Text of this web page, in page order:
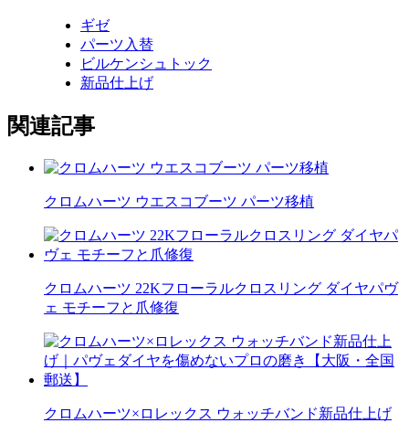
ギゼ
パーツ入替
ビルケンシュトック
新品仕上げ
関連記事
クロムハーツ ウエスコブーツ パーツ移植
クロムハーツ 22Kフローラルクロスリング ダイヤパヴ
ェ モチーフと爪修復
クロムハーツ×ロレックス ウォッチバンド新品仕上げ